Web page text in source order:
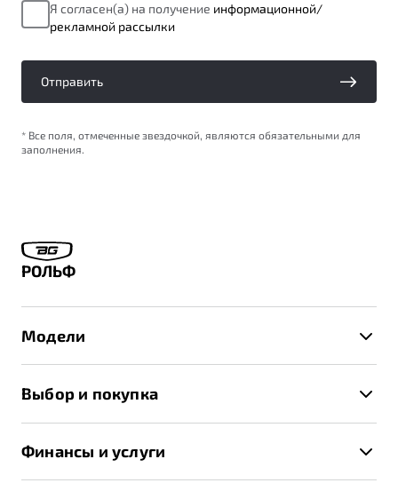
от 2 499 990 ₽*
Я согласен(а) на получение информационной/
рекламной рассылки
Отправить
* Все поля, отмеченные звездочкой, являются обязательными для
заполнения.
РОЛЬФ
Модели
X70
Выбор и покупка
Спецпредложения и Акции
Финансы и услуги